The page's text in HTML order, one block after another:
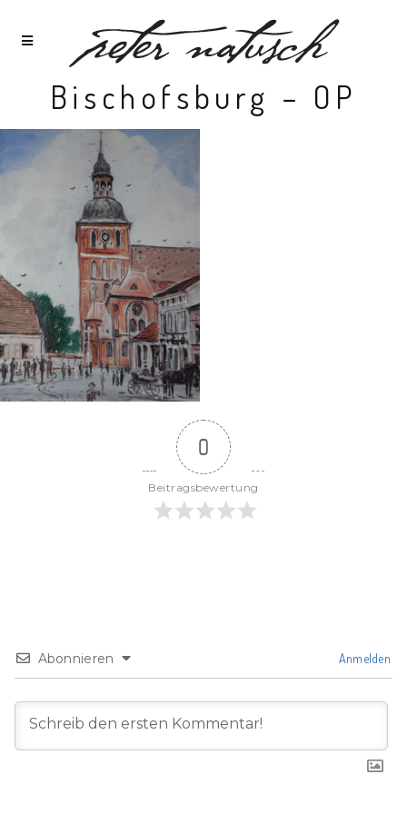
Bischofsburg – OP
0
Beitragsbewertung
Abonnieren Anmelden